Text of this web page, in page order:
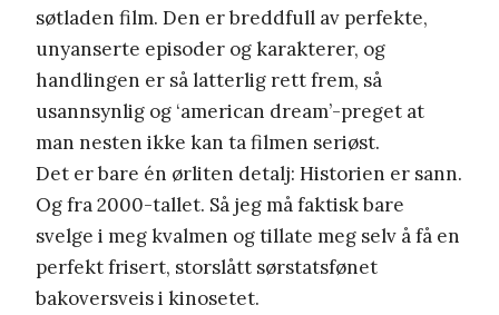
søtladen film. Den er breddfull av perfekte,
unyanserte episoder og karakterer, og
handlingen er så latterlig rett frem, så
usannsynlig og ‘american dream’-preget at
man nesten ikke kan ta filmen seriøst.
Det er bare én ørliten detalj: Historien er sann.
Og fra 2000-tallet. Så jeg må faktisk bare
svelge i meg kvalmen og tillate meg selv å få en
perfekt frisert, storslått sørstatsfønet
bakoversveis i kinosetet.